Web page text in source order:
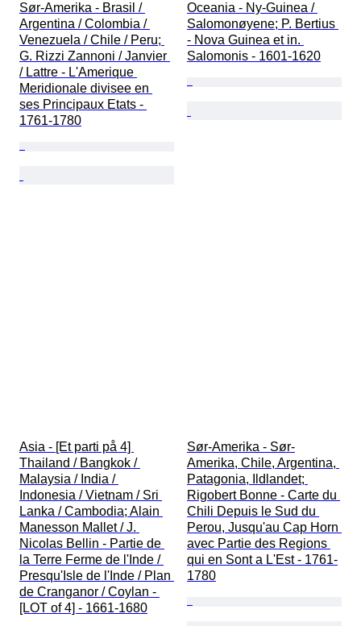
Sør-Amerika - Brasil /
Argentina / Colombia /
Venezuela / Chile / Peru;
G. Rizzi Zannoni / Janvier
/ Lattre - L'Amerique
Meridionale divisee en
ses Principaux Etats -
1761-1780
Oceania - Ny-Guinea /
Salomonøyene; P. Bertius
- Nova Guinea et in.
Salomonis - 1601-1620
Asia - [Et parti på 4]
Thailand / Bangkok /
Malaysia / India /
Indonesia / Vietnam / Sri
Lanka / Cambodia; Alain
Manesson Mallet / J.
Nicolas Bellin - Partie de
la Terre Ferme de l'Inde /
Presqu'Isle de l'Inde / Plan
de Cranganor / Coylan -
[LOT of 4] - 1661-1680
Sør-Amerika - Sør-
Amerika, Chile, Argentina,
Patagonia, Ildlandet;
Rigobert Bonne - Carte du
Chili Depuis le Sud du
Perou, Jusqu'au Cap Horn
avec Partie des Regions
qui en Sont a L'Est - 1761-
1780